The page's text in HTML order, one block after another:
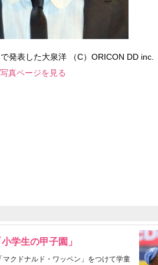
発表した大泉洋 （C）ORICON DD inc.
写真ページを見る
学生の甲子園」
クドナルド・ワッペン」をつけて学童